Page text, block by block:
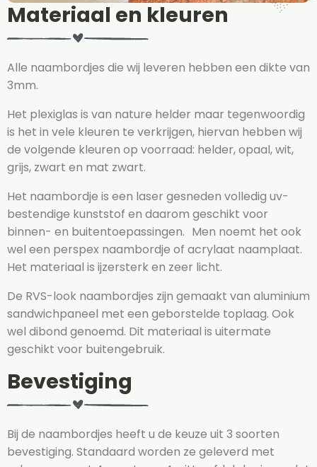
Materiaal en kleuren
Alle naambordjes die wij leveren hebben een dikte van
3mm.
Het plexiglas is van nature helder maar tegenwoordig
is het in vele kleuren te verkrijgen, hiervan hebben wij
de volgende kleuren op voorraad: helder, opaal, wit,
grijs, zwart en mat zwart.
Het naambordje is een laser gesneden volledig uv-
bestendige kunststof en daarom geschikt voor
binnen- en buitentoepassingen. Men noemt het ook
wel een perspex naambordje of acrylaat naamplaat.
Het materiaal is ijzersterk en zeer licht.
De RVS-look naambordjes zijn gemaakt van aluminium
sandwichpaneel met een geborstelde toplaag. Ook
wel dibond genoemd. Dit materiaal is uitermate
geschikt voor buitengebruik.
Bevestiging
Bij de naambordjes heeft u de keuze uit 3 soorten
bevestiging. Standaard worden ze geleverd met